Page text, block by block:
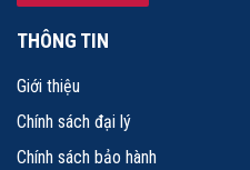
THÔNG TIN
Giới thiệu
Chính sách đại lý
Chính sách bảo hành